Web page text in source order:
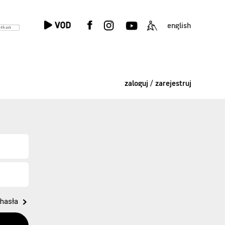
english
zaloguj / zarejestruj